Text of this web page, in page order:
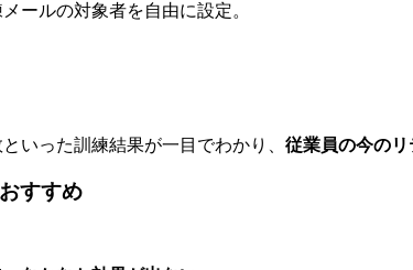
ールの対象者を自由に設定。
いった訓練結果が一目でわかり、 従業員の今の
すすめ